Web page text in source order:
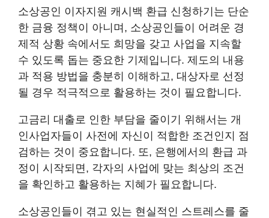
소상공인 이자지원 캐시백 환급 신청하기는 단순
한 금융 정책이 아니며, 소상공인들이 어려운 경
제적 상황 속에서도 희망을 갖고 사업을 지속할
수 있도록 돕는 중요한 기제입니다. 제도의 내용
과 적용 방법을 충분히 이해하고, 대상자로 선정
될 경우 적극적으로 활용하는 것이 필요합니다.
고금리 대출로 인한 부담을 줄이기 위해서는 개
인사업자들이 사전에 자신이 적합한 조건인지 점
검하는 것이 중요합니다. 또, 은행에서의 환급 과
정이 시작되면, 각자의 사업에 맞는 최상의 조건
을 확인하고 활용하는 지혜가 필요합니다.
소상공인들이 겪고 있는 현실적인 스트레스를 줄